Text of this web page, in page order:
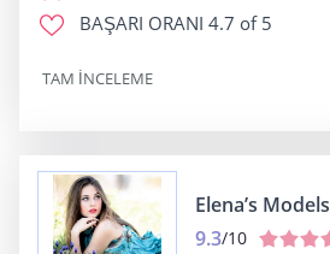
BAŞARI ORANI 4.7 of 5
TAM INCELEME
Elena’s Models
9.3/10